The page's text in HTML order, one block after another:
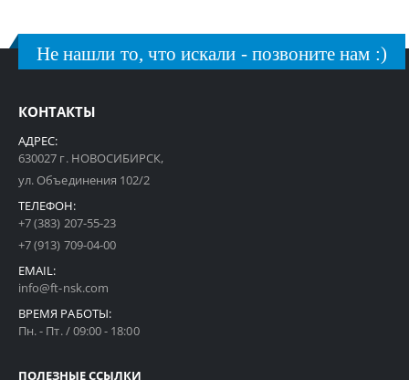
Не нашли то, что искали - позвоните нам :)
КОНТАКТЫ
АДРЕС:
630027 г. НОВОСИБИРСК,
ул. Объединения 102/2
ТЕЛЕФОН:
+7 (383) 207-55-23
+7 (913) 709-04-00
EMAIL:
info@ft-nsk.com
ВРЕМЯ РАБОТЫ:
Пн. - Пт. / 09:00 - 18:00
ПОЛЕЗНЫЕ ССЫЛКИ